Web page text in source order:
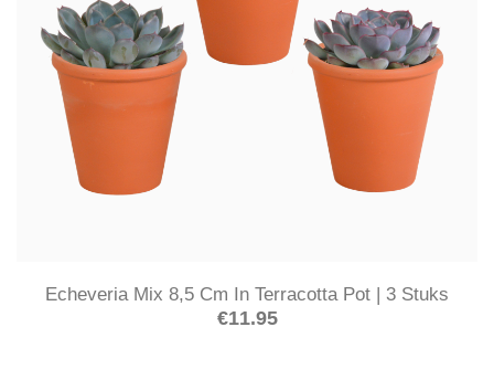
Echeveria Mix 8,5 Cm In Terracotta Pot | 3 Stuks
€11.95